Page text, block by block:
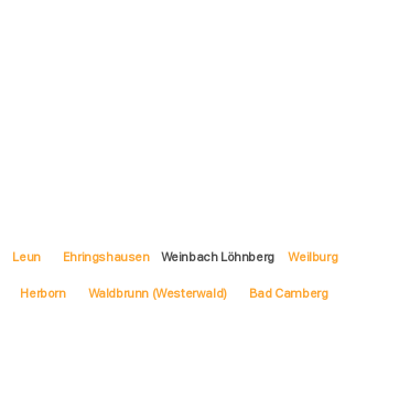
Leun Ehringshausen Weinbach Löhnberg Weilburg
Herborn Waldbrunn (Westerwald) Bad Camberg